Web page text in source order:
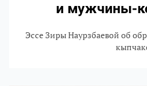
и мужчины-
Эссе Зиры Наурзбаевой об